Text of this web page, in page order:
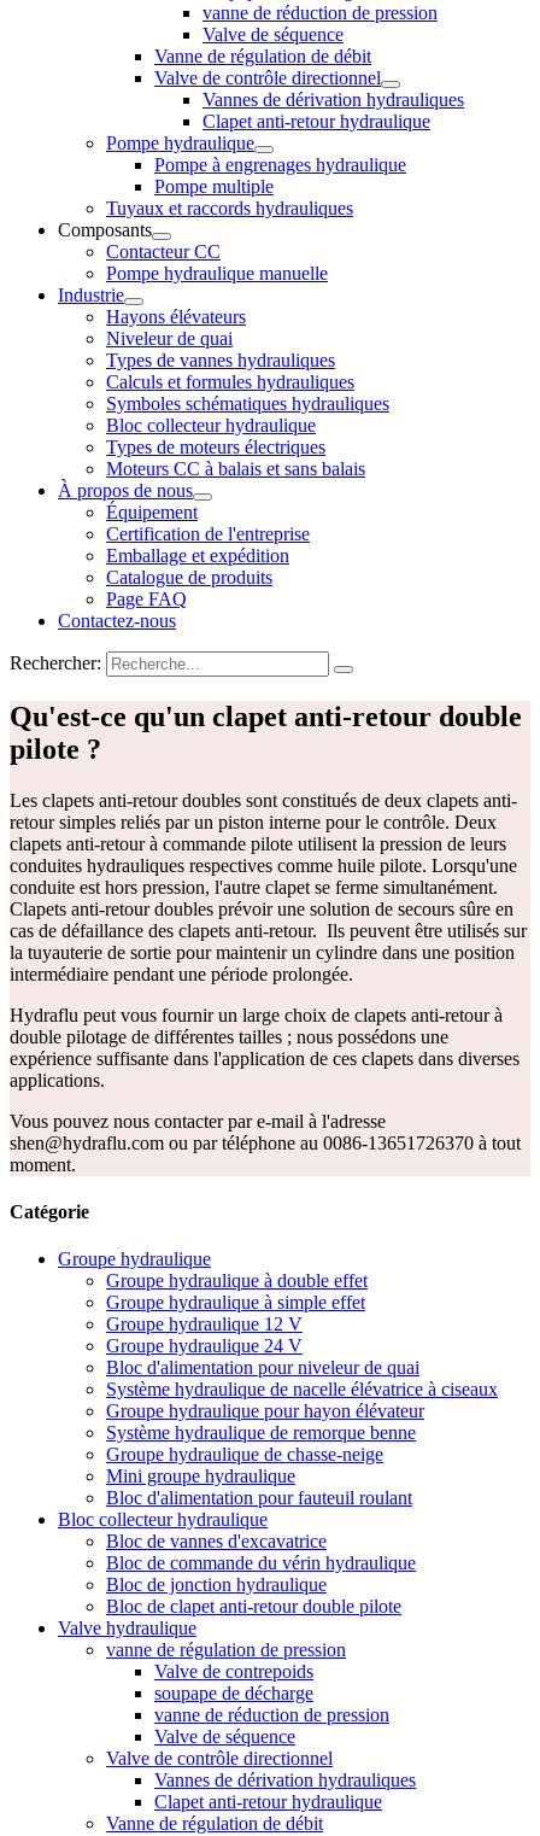
vanne de réduction de pression
Valve de séquence
Vanne de régulation de débit
Valve de contrôle directionnel
Vannes de dérivation hydrauliques
Clapet anti-retour hydraulique
Pompe hydraulique
Pompe à engrenages hydraulique
Pompe multiple
Tuyaux et raccords hydrauliques
Composants
Contacteur CC
Pompe hydraulique manuelle
Industrie
Hayons élévateurs
Niveleur de quai
Types de vannes hydrauliques
Calculs et formules hydrauliques
Symboles schématiques hydrauliques
Bloc collecteur hydraulique
Types de moteurs électriques
Moteurs CC à balais et sans balais
À propos de nous
Équipement
Certification de l'entreprise
Emballage et expédition
Catalogue de produits
Page FAQ
Contactez-nous
Rechercher:
Qu'est-ce qu'un clapet anti-retour double
pilote ?
Les clapets anti-retour doubles sont constitués de deux clapets anti-
retour simples reliés par un piston interne pour le contrôle. Deux
clapets anti-retour à commande pilote utilisent la pression de leurs
conduites hydrauliques respectives comme huile pilote. Lorsqu'une
conduite est hors pression, l'autre clapet se ferme simultanément.
Clapets anti-retour doubles prévoir une solution de secours sûre en
cas de défaillance des clapets anti-retour. Ils peuvent être utilisés sur
la tuyauterie de sortie pour maintenir un cylindre dans une position
intermédiaire pendant une période prolongée.
Hydraflu peut vous fournir un large choix de clapets anti-retour à
double pilotage de différentes tailles ; nous possédons une
expérience suffisante dans l'application de ces clapets dans diverses
applications.
Vous pouvez nous contacter par e-mail à l'adresse
shen@hydraflu.com ou par téléphone au 0086-13651726370 à tout
moment.
Catégorie
Groupe hydraulique
Groupe hydraulique à double effet
Groupe hydraulique à simple effet
Groupe hydraulique 12 V
Groupe hydraulique 24 V
Bloc d'alimentation pour niveleur de quai
Système hydraulique de nacelle élévatrice à ciseaux
Groupe hydraulique pour hayon élévateur
Système hydraulique de remorque benne
Groupe hydraulique de chasse-neige
Mini groupe hydraulique
Bloc d'alimentation pour fauteuil roulant
Bloc collecteur hydraulique
Bloc de vannes d'excavatrice
Bloc de commande du vérin hydraulique
Bloc de jonction hydraulique
Bloc de clapet anti-retour double pilote
Valve hydraulique
vanne de régulation de pression
Valve de contrepoids
soupape de décharge
vanne de réduction de pression
Valve de séquence
Valve de contrôle directionnel
Vannes de dérivation hydrauliques
Clapet anti-retour hydraulique
Vanne de régulation de débit